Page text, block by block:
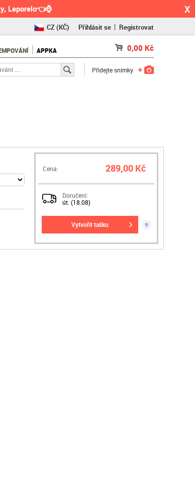
Leporelo👈⌚ X
CZ(KČ)
RO(RON)
Přihlásit se Registrovat
APPKA 0,00 Kč
Přidejte snímky
Cena: 289,00 Kč
Doručení:
út. (18.08)
vytvořit tašku ?